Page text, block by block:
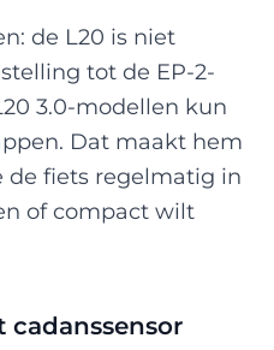
de L20 is niet
tot de EP-2-
3.0-modellen kun
Dat maakt hem
de fiets regelmatig in
of compact wilt
cadanssensor